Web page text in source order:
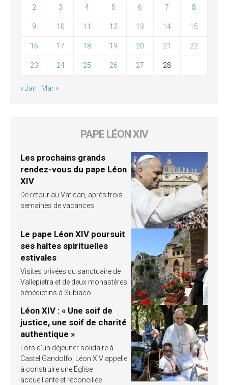
2 3 4 5 6 7 8
9 10 11 12 13 14 15
16 17 18 19 20 21 22
23 24 25 26 27 28
« Jan Mar »
PAPE LÉON XIV
Les prochains grands
rendez-vous du pape Léon
XIV
De retour au Vatican, après trois
semaines de vacances
Le pape Léon XIV poursuit
ses haltes spirituelles
estivales
Visites privées du sanctuaire de
Vallepietra et de deux monastères
bénédictins à Subiaco
Léon XIV : « Une soif de
justice, une soif de charité
authentique »
Lors d’un déjeuner solidaire à
Castel Gandolfo, Léon XIV appelle
à construire une Église
accueillante et réconciliée